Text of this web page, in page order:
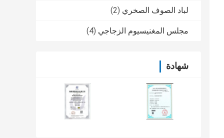
لباد الصوف الصخري (2)
مجلس المغنيسيوم الزجاجي (4)
شهادة